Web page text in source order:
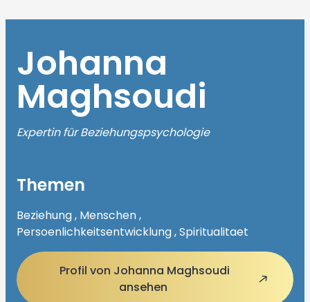
Johanna
Maghsoudi
Expertin für Beziehungspsychologie
Themen
Beziehung , Menschen ,
Persoenlichkeitsentwicklung , Spiritualitaet
Profil von Johanna Maghsoudi
ansehen